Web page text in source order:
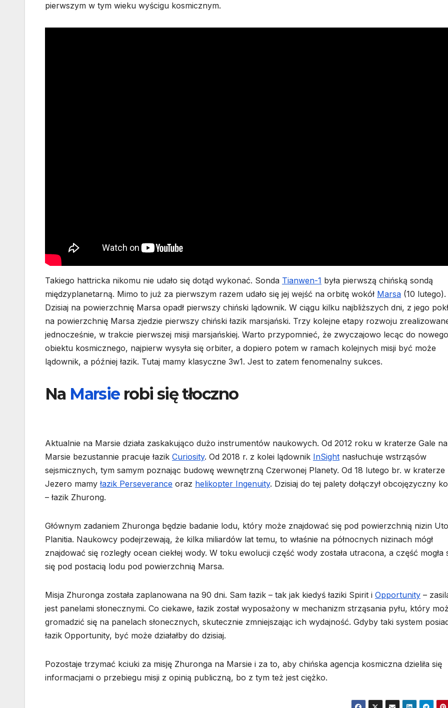
pierwszym w tym wieku wyścigu kosmicznym.
Takiego hattricka nikomu nie udało się dotąd wykonać. Sonda Tianwen-1 była pierwszą chińską sondą
międzyplanetarną. Mimo to już za pierwszym razem udało się jej wejść na orbitę wokół Marsa (10 lutego).
Dzisiaj na powierzchnię Marsa opadł pierwszy chiński lądownik. W ciągu kilku najbliższych dni, z jego
na powierzchnię Marsa zjedzie pierwszy chiński łazik marsjański. Trzy kolejne etapy rozwoju
jednocześnie, w trakcie pierwszej misji marsjańskiej. Warto przypomnieć, że zwyczajowo lecąc do nowego
obiektu kosmicznego, najpierw wysyła się orbiter, a dopiero potem w ramach kolejnych misji być może
lądownik, a później łazik. Tutaj mamy klasyczne 3w1. Jest to zatem fenomenalny sukces.
Na Marsierobi się tłoczno
Aktualnie na Marsie działa zaskakująco dużo instrumentów naukowych. Od 2012 roku w kraterze Gale na
Marsie bezustannie pracuje łazik Curiosity. Od 2018 r. z kolei lądownik InSight nasłuchuje wstrząsów
sejsmicznych, tym samym poznając budowę wewnętrzną Czerwonej Planety. Od 18 lutego br. w kraterze
Jezero mamy łazik Perseverance oraz helikopter Ingenuity. Dzisiaj do tej palety dołączył obcojęzyczny
– łazik Zhurong.
Głównym zadaniem Zhuronga będzie badanie lodu, który może znajdować się pod powierzchnią nizin
Planitia. Naukowcy podejrzewają, że kilka miliardów lat temu, to właśnie na północnych nizinach mógł
znajdować się rozległy ocean ciekłej wody. W toku ewolucji część wody została utracona, a część mogła
się pod postacią lodu pod powierzchnią Marsa.
Misja Zhuronga została zaplanowana na 90 dni. Sam łazik – tak jak kiedyś łaziki Spirit i Opportunity –
jest panelami słonecznymi. Co ciekawe, łazik został wyposażony w mechanizm strząsania pyłu, który
gromadzić się na panelach słonecznych, skutecznie zmniejszając ich wydajność. Gdyby taki system
łazik Opportunity, być może działałby do dzisiaj.
Pozostaje trzymać kciuki za misję Zhuronga na Marsie i za to, aby chińska agencja kosmiczna dzieliła się
informacjami o przebiegu misji z opinią publiczną, bo z tym też jest ciężko.